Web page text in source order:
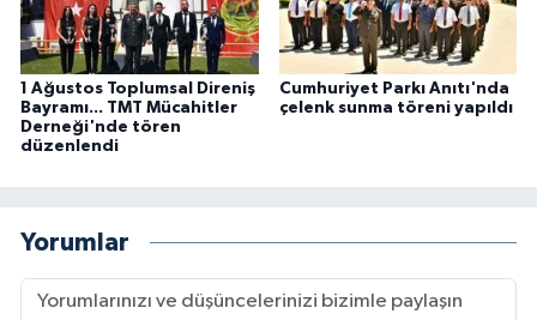
1 Ağustos Toplumsal Direniş
Bayramı... TMT Mücahitler
Derneği'nde tören
düzenlendi
Cumhuriyet Parkı Anıtı'nda
çelenk sunma töreni yapıldı
Yorumlar